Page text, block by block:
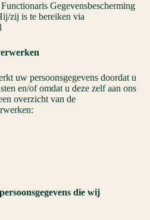
Gegevensbescherming
zij is te bereiken via
uw persoonsgegevens doordat u
en/of omdat u deze zelf aan ons
overzicht van de
die wij